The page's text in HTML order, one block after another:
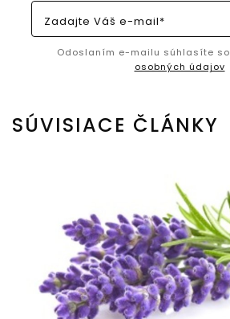
Zadajte Váš e-mail*
Odoslaním e-mailu súhlasíte so
osobných údajov
SÚVISIACE ČLÁNKY